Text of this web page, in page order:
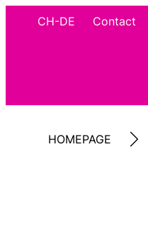
CH-DE Contact
HOMEPAGE